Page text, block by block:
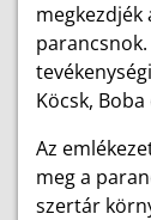
megkezdjék
Köcsk,
Az
meg a
szertár